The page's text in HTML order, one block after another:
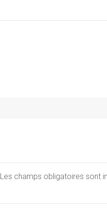
Les champs obligatoires sont